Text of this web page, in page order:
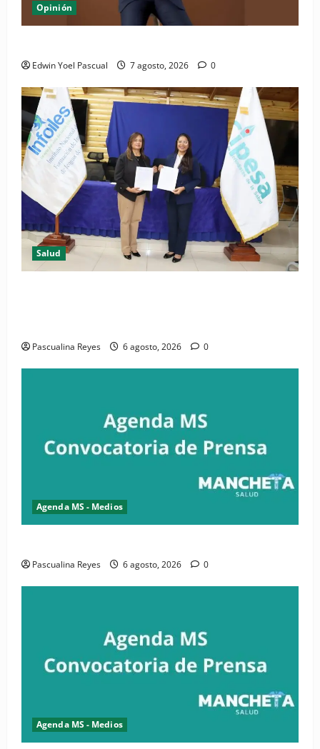
Opinión
Edwin Yoel Pascual 7 agosto, 2026 0
Salud
Pascualina Reyes 6 agosto, 2026 0
Agenda MS - Medios
Pascualina Reyes 6 agosto, 2026 0
Agenda MS - Medios